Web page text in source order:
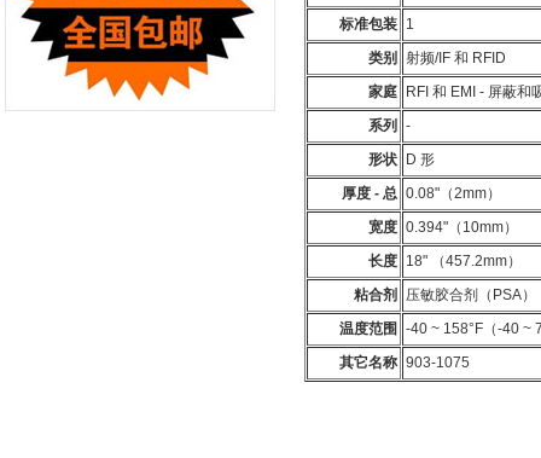
标准包装 1
类别
射频/IF 和 RFID
家庭
RFI 和 EMI - 屏蔽和
系列
-
形状
D 形
厚度 - 总 0.08"（2mm）
宽度 0.394"（10mm）
长度 18" （457.2mm）
粘合剂
压敏胶合剂（PSA）
温度范围
-40 ~ 158°F（-40 ~
其它名称 903-1075